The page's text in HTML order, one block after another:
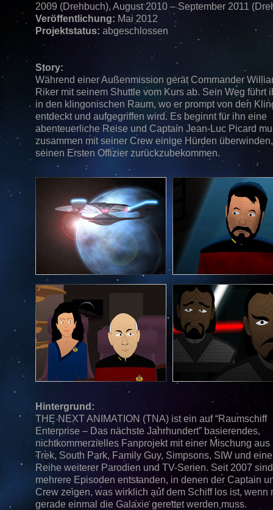
2009 (Drehbuch), August 2010 – September 2011
Veröffentlichung: Mai 2012
Projektstatus: abgeschlossen
Story:
Während einer Außenmission gerät Commander
Riker mit seinem Shuttle vom Kurs ab. Sein Weg führt
in den klingonischen Raum, wo er prompt von den
entdeckt und aufgegriffen wird. Es beginnt für ihn eine
abenteuerliche Reise und Captain Jean-Luc Picard
zusammen mit seiner Crew einige Hürden
seinen Ersten Offizier zurückzubekommen.
Hintergrund:
THE NEXT ANIMATION (TNA) ist ein auf “Raumschiff
Enterprise – Das nächste Jahrhundert” basierendes,
nichtkommerzielles Fanprojekt mit einer Mischung aus
Trek, South Park, Family Guy, Simpsons, SIW und
Reihe weiterer Parodien und TV-Serien. Seit 2007
mehrere Episoden entstanden, in denen der Captain
Crew zeigen, was wirklich auf dem Schiff los ist, wenn
gerade einmal die Galaxie gerettet werden muss.